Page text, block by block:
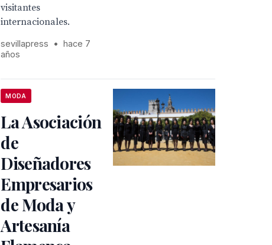
visitantes
internacionales.
sevillapress •
hace 7
años
MODA
La Asociación
de
Diseñadores
Empresarios
de Moda y
Artesanía